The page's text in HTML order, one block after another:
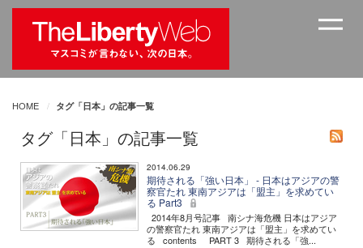
HOME タグ「日本」の記事一覧
タグ「日本」の記事一覧
2014.06.29
期待される「強い日本」 - 日本はアジアの警
察官たれ 東南アジアは「盟主」を求めてい
る Part3
2014年8月号記事 南シナ海危機 日本はアジア
の警察官たれ 東南アジアは「盟主」を求めてい
る contents PART 3 期待される「強...